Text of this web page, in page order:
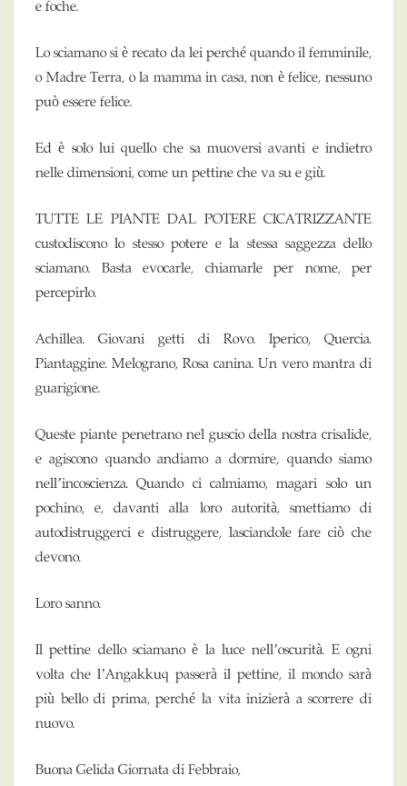
e foche.
Lo sciamano si è recato da lei perché quando il femminile,
o Madre Terra, o la mamma in casa, non è felice, nessuno
può essere felice.
Ed è solo lui quello che sa muoversi avanti e indietro
nelle dimensioni, come un pettine che va su e giù.
TUTTE LE PIANTE DAL POTERE CICATRIZZANTE
custodiscono lo stesso potere e la stessa saggezza dello
sciamano. Basta evocarle, chiamarle per nome, per
percepirlo.
Achillea. Giovani getti di Rovo. Iperico, Quercia.
Piantaggine. Melograno, Rosa canina. Un vero mantra di
guarigione.
Queste piante penetrano nel guscio della nostra crisalide,
e agiscono quando andiamo a dormire, quando siamo
nell’incoscienza. Quando ci calmiamo, magari solo un
pochino, e, davanti alla loro autorità, smettiamo di
autodistruggerci e distruggere, lasciandole fare ciò che
devono.
Loro sanno.
Il pettine dello sciamano è la luce nell’oscurità. E ogni
volta che l’Angakkuq passerà il pettine, il mondo sarà
più bello di prima, perché la vita inizierà a scorrere di
nuovo.
Buona Gelida Giornata di Febbraio,